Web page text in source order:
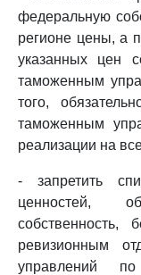
федеральную
регионе цены, а
указанных цен
таможенным
того,
таможенным
реализации на
- запретить
ценностей,
собственность,
ревизионным
управлений